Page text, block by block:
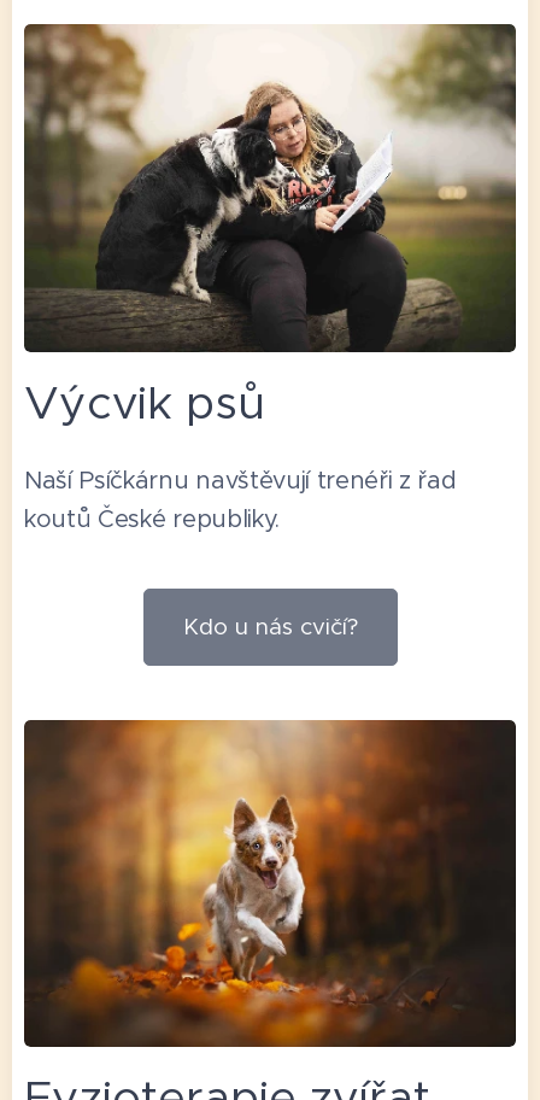
Výcvik psů
Naší Psíčkárnu navštěvují trenéři z řad
koutů České republiky.
Kdo u nás cvičí?